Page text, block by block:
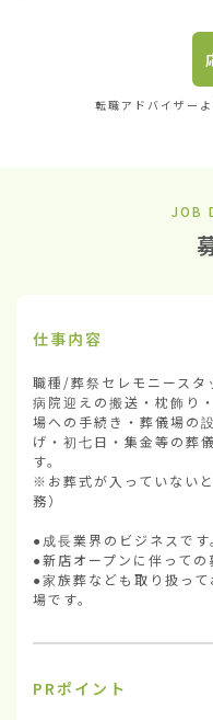
転職アドバイザー
JOB
仕事内容
職種/葬祭セレモニースタ
病院迎えの搬送・枕飾り
場への手続き・葬儀場の
げ・初七日・集金等の葬
す。
※お葬式が入っていない
務）
●成長業界のビジネスです
●新店オープンに伴っての
●家族葬なども取り扱っ
場です。
PRポイント